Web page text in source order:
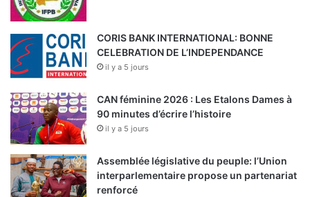
CORIS BANK INTERNATIONAL: BONNE
CELEBRATION DE L’INDEPENDANCE
il y a 5 jours
CAN féminine 2026 : Les Etalons Dames à
90 minutes d’écrire l’histoire
il y a 5 jours
Assemblée législative du peuple: l’Union
interparlementaire propose un partenariat
renforcé